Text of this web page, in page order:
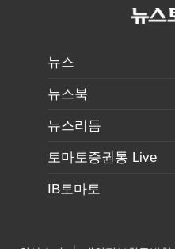
뉴스
뉴스북
뉴스리듬
토마토증권통 Live
IB토마토